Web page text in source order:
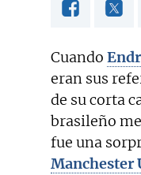
Cuando
eran sus
de su corta
brasileño
fue una
Manchester